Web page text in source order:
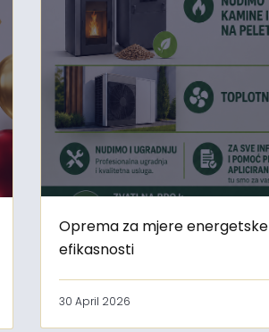
Oprema za mjere energetske
efikasnosti
30 April 2026